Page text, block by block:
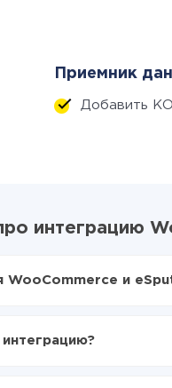
Приемник
Добавить
интеграцию
WooCommerce и